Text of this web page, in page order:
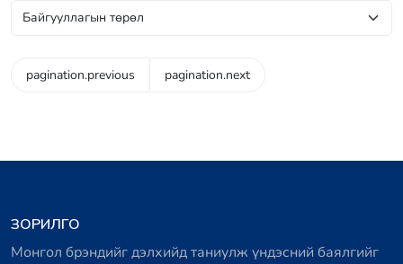
pagination.previous pagination.next
ЗОРИЛГО
Монгол брэндийг дэлхийд таниулж үндэсний баялгийг